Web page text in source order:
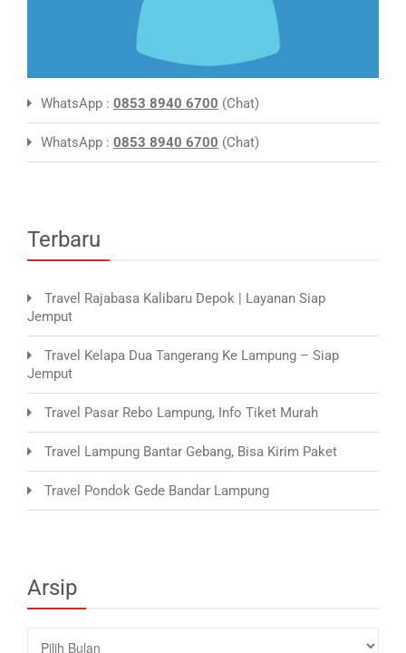
WhatsApp : 0853 8940 6700 (Chat)
WhatsApp : 0853 8940 6700 (Chat)
Terbaru
Travel Rajabasa Kalibaru Depok | Layanan Siap
Jemput
Travel Kelapa Dua Tangerang Ke Lampung – Siap
Jemput
Travel Pasar Rebo Lampung, Info Tiket Murah
Travel Lampung Bantar Gebang, Bisa Kirim Paket
Travel Pondok Gede Bandar Lampung
Arsip